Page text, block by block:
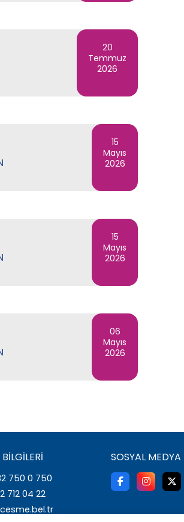
20
Temmuz
2026
15
Mayıs
2026
15
Mayıs
2026
06
Mayıs
2026
750 0 750
712 04 22
SOSYAL